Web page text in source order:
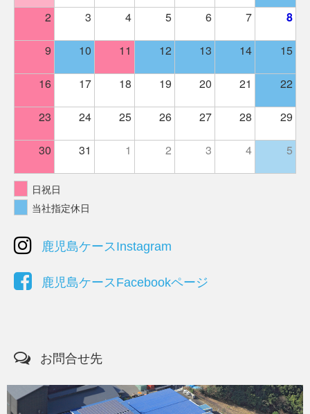
2 3 4 5 6 7 8
9 10 11 12 13 14 15
16 17 18 19 20 21 22
23 24 25 26 27 28 29
30 31 1 2 3 4 5
日祝日
当社指定休日
鹿児島ケースInstagram
鹿児島ケースFacebookページ
お問合せ先